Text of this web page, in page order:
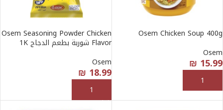
Osem Chicken Soup 400g
Osem
₪ 15.99
إضافة إلى السلة
Osem Seasoning Powder Chicken
Flavor شوربة بطعم الدجاج 1K
Osem
₪ 18.99
إضافة إلى السلة